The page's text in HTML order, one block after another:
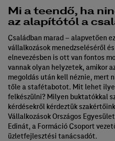
Mi a teendő, ha
az alapítótól a
Családban marad – alapvetően
vállalkozások menedzseléséről
elnevezésben is ott van fontos
vannak olyan helyzetek, amikor
megoldás után kell néznie, mert
tőle a stafétabotot. Mit lehet
felkészülni? Milyen buktatókkal
kérdésekről kérdeztük
Vállalkozások Országos
Edinát, a Formáció Csoport
üzletfejlesztési tanácsadót.